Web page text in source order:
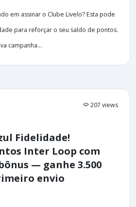
em assinar o Clube Livelo? Esta pode
para reforçar o seu saldo de pontos.
campanha...
207 views
Fidelidade!
Inter Loop com
— ganhe 3.500
envio